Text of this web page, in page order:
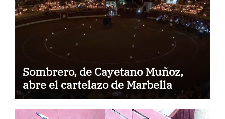
Sombrero, de Cayetano Muñoz,
abre el cartelazo de Marbella